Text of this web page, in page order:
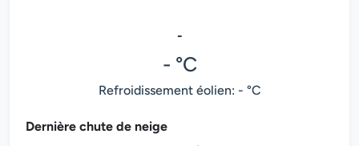
-
- °C
Refroidissement éolien: - °C
Dernière chute de neige